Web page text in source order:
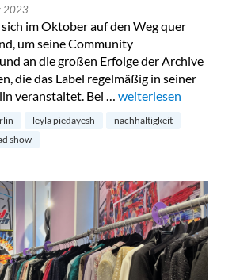
2023
im Oktober auf den Weg quer
um seine Community
an die großen Erfolge der Archive
die das Label regelmäßig in seiner
veranstaltet. Bei … „lala Berlin begibt
weiterlesen
leyla piedayesh
nachhaltigkeit
show